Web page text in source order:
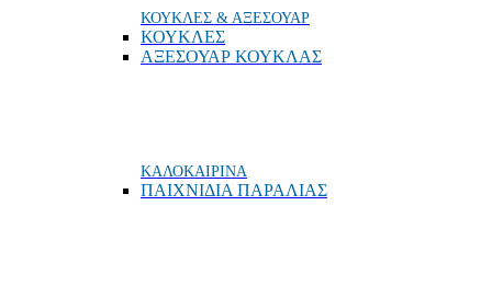
ΚΟΥΚΛΕΣ & ΑΞΕΣΟΥΑΡ
ΚΟΥΚΛΕΣ
ΑΞΕΣΟΥΑΡ ΚΟΥΚΛΑΣ
ΚΑΛΟΚΑΙΡΙΝΑ
ΠΑΙΧΝΙΔΙΑ ΠΑΡΑΛΙΑΣ